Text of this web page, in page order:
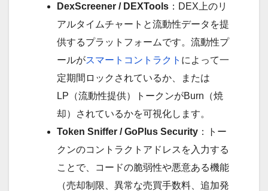
DexScreener / DEXTools ：DEX上のリ
アルタイムチャートと流動性データを提
供するプラットフォームです。流動性プ
ールがスマートコントラクト によって一
定期間ロックされているか、または
LP（流動性提供）トークンがBurn（焼
却）されているかを可視化します。
Token Sniffer / GoPlus Security ：トー
クンのコントラクトアドレスを入力する
ことで、コードの脆弱性や悪意ある機能
（売却制限、異常な売買手数料、追加発